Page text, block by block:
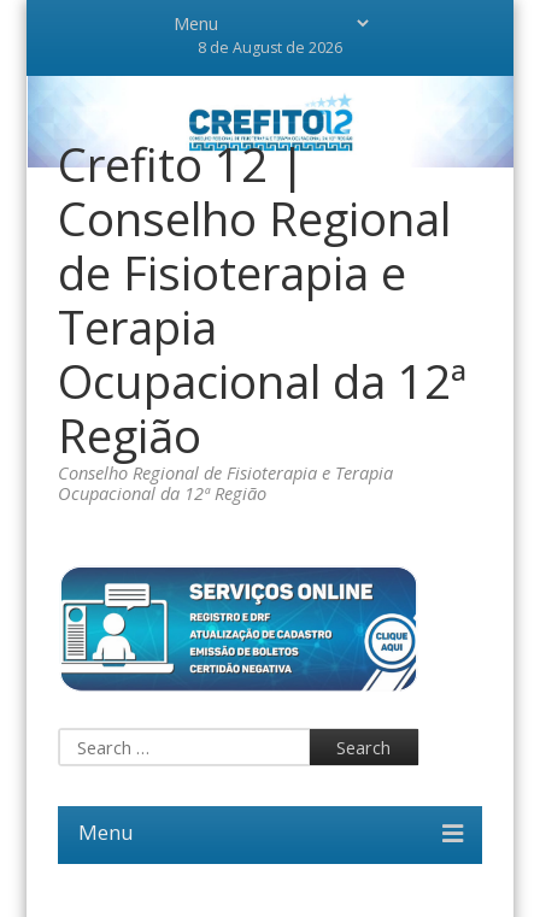
8 de August de 2026
Crefito 12 |
Conselho Regional
de Fisioterapia e
Terapia
Ocupacional da 12ª
Região
Conselho Regional de Fisioterapia e Terapia
Ocupacional da 12ª Região